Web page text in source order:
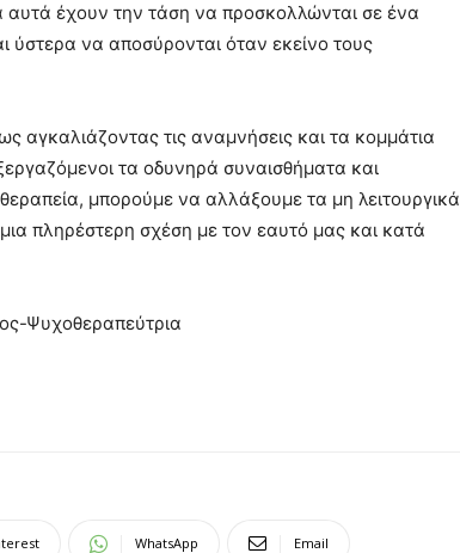
αυτά έχουν την τάση να προσκολλώνται σε ένα
ύστερα να αποσύρονται όταν εκείνο τους
αγκαλιάζοντας τις αναμνήσεις και τα κομμάτια
τα οδυνηρά συναισθήματα και
μπορούμε να αλλάξουμε τα μη λειτουργικά
πληρέστερη σχέση με τον εαυτό μας και κατά
Ψυχοθεραπεύτρια
WhatsApp Email